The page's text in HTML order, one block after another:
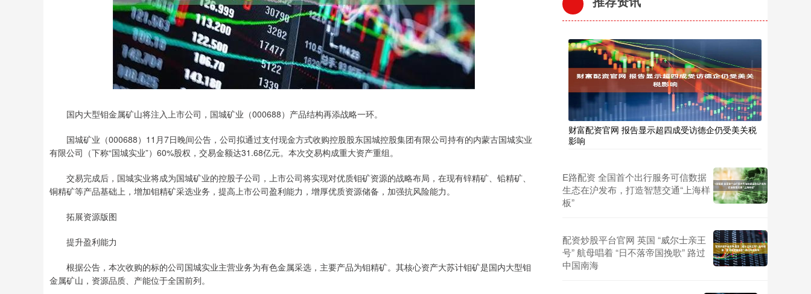
国内大型钼金属矿山将注入上市公司，国城矿业（000688）产品结构再添战略一环。
国城矿业（000688）11月7日晚间公告，公司拟通过支付现金方式收购控股股东国城控股集团有限公司持有的内蒙古国城实业
有限公司（下称“国城实业”）60%股权，交易金额达31.68亿元。本次交易构成重大资产重组。
交易完成后，国城实业将成为国城矿业的控股子公司，上市公司将实现对优质钼矿资源的战略布局，在现有锌精矿、铅精矿、
铜精矿等产品基础上，增加钼精矿采选业务，提高上市公司盈利能力，增厚优质资源储备，加强抗风险能力。
拓展资源版图
提升盈利能力
根据公告，本次收购的标的公司国城实业主营业务为有色金属采选，主要产品为钼精矿。其核心资产大苏计钼矿是国内大型钼
金属矿山，资源品质、产能位于全国前列。
财富配资官网 报告显示超四成受访德企仍受美关税
影响
E路配资 全国首个出行服务可信数据
生态在沪发布，打造智慧交通“上海样
板”
配资炒股平台官网 英国 “威尔士亲王
号” 航母唱着 “日不落帝国挽歌” 路过
中国南海